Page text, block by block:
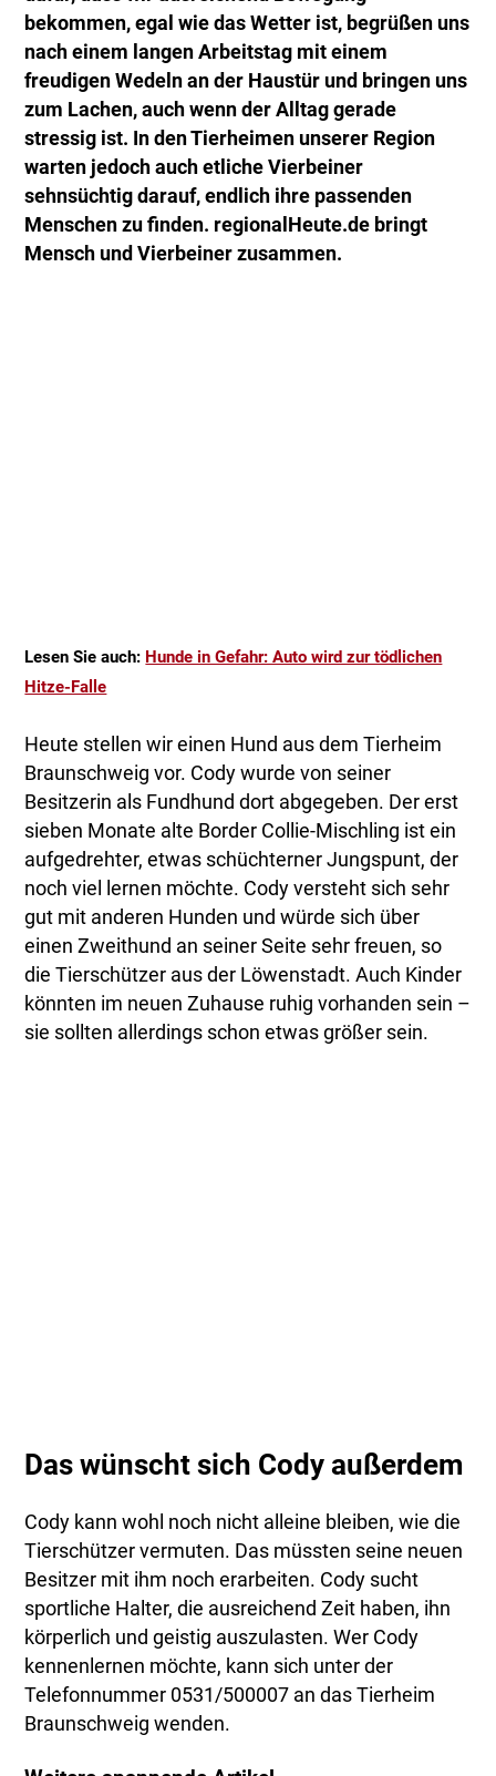
bekommen, egal wie das Wetter ist, begrüßen uns
nach einem langen Arbeitstag mit einem
freudigen Wedeln an der Haustür und bringen uns
zum Lachen, auch wenn der Alltag gerade
stressig ist. In den Tierheimen unserer Region
warten jedoch auch etliche Vierbeiner
sehnsüchtig darauf, endlich ihre passenden
Menschen zu finden. regionalHeute.de bringt
Mensch und Vierbeiner zusammen.
Lesen Sie auch: Hunde in Gefahr: Auto wird zur tödlichen
Hitze-Falle
Heute stellen wir einen Hund aus dem Tierheim
Braunschweig vor. Cody wurde von seiner
Besitzerin als Fundhund dort abgegeben. Der erst
sieben Monate alte Border Collie-Mischling ist ein
aufgedrehter, etwas schüchterner Jungspunt, der
noch viel lernen möchte. Cody versteht sich sehr
gut mit anderen Hunden und würde sich über
einen Zweithund an seiner Seite sehr freuen, so
die Tierschützer aus der Löwenstadt. Auch Kinder
könnten im neuen Zuhause ruhig vorhanden sein –
sie sollten allerdings schon etwas größer sein.
Das wünscht sich Cody außerdem
Cody kann wohl noch nicht alleine bleiben, wie die
Tierschützer vermuten. Das müssten seine neuen
Besitzer mit ihm noch erarbeiten. Cody sucht
sportliche Halter, die ausreichend Zeit haben, ihn
körperlich und geistig auszulasten. Wer Cody
kennenlernen möchte, kann sich unter der
Telefonnummer 0531/500007 an das Tierheim
Braunschweig wenden.